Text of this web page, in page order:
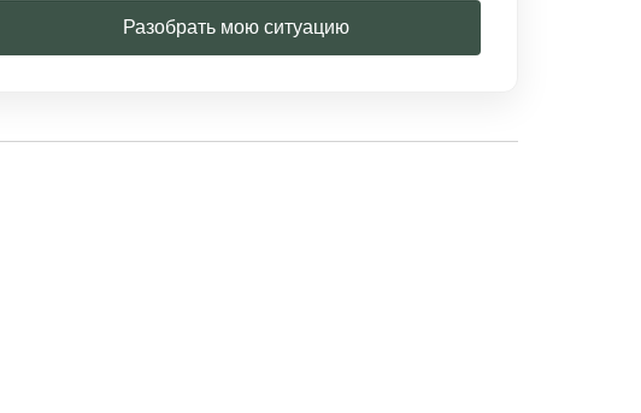
Разобрать мою ситуацию